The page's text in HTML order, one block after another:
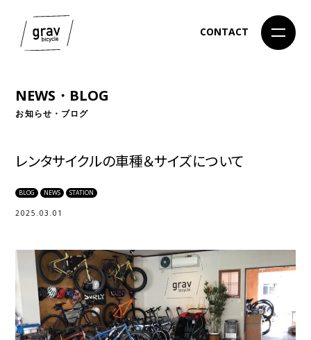
CONTACT
NEWS・BLOG
お知らせ・ブログ
レンタサイクルの車種＆サイズについて
BLOG NEWS STATION
2025.03.01